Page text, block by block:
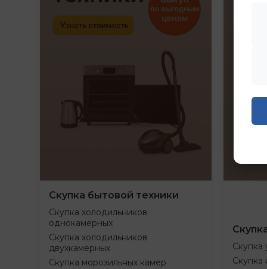
Скупка бытовой техники
Скупка холодильников
однокамерных
Скупка холодильников
двухкамерных
Скупка морозильных камер
Скупка
Скупка